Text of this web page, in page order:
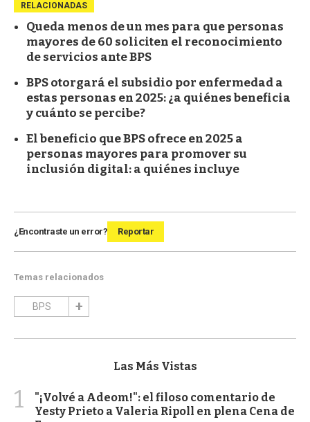
RELACIONADAS
Queda menos de un mes para que personas
mayores de 60 soliciten el reconocimiento
de servicios ante BPS
BPS otorgará el subsidio por enfermedad a
estas personas en 2025: ¿a quiénes beneficia
y cuánto se percibe?
El beneficio que BPS ofrece en 2025 a
personas mayores para promover su
inclusión digital: a quiénes incluye
¿Encontraste un error? Reportar
Temas relacionados
BPS
Las Más Vistas
1
"¡Volvé a Adeom!": el filoso comentario de
Yesty Prieto a Valeria Ripoll en plena Cena de